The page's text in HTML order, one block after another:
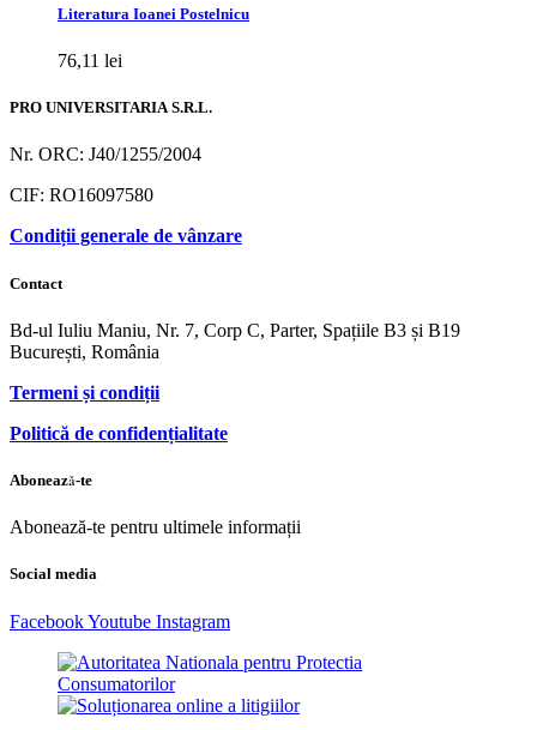
Literatura Ioanei Postelnicu
76,11 lei
PRO UNIVERSITARIA S.R.L.
Nr. ORC: J40/1255/2004
CIF: RO16097580
Condiții generale de vânzare
Contact
Bd-ul Iuliu Maniu, Nr. 7, Corp C, Parter, Spațiile B3 și B19
București, România
Termeni și condiții
Politică de confidențialitate
Abonează-te
Abonează-te pentru ultimele informații
Social media
FacebookYoutube Instagram